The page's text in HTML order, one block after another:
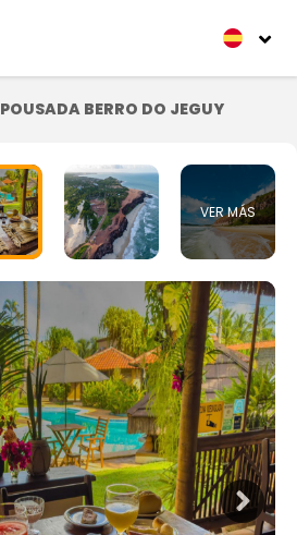
POUSADA BERRO DO JEGUY
VER MÁS